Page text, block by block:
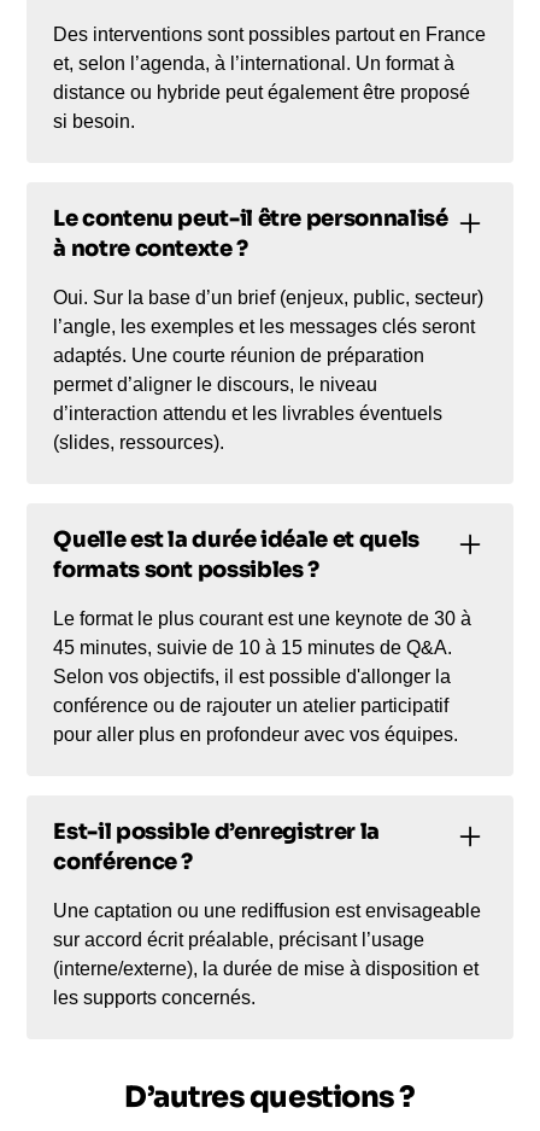
Des interventions sont possibles partout en France
et, selon l’agenda, à l’international. Un format à
distance ou hybride peut également être proposé
si besoin.
Le contenu peut-il être personnalisé
à notre contexte ?
Oui. Sur la base d’un brief (enjeux, public, secteur)
l’angle, les exemples et les messages clés seront
adaptés. Une courte réunion de préparation
permet d’aligner le discours, le niveau
d’interaction attendu et les livrables éventuels
(slides, ressources).
Quelle est la durée idéale et quels
formats sont possibles ?
Le format le plus courant est une keynote de 30 à
45 minutes, suivie de 10 à 15 minutes de Q&A.
Selon vos objectifs, il est possible d'allonger la
conférence ou de rajouter un atelier participatif
pour aller plus en profondeur avec vos équipes.
Est-il possible d’enregistrer la
conférence ?
Une captation ou une rediffusion est envisageable
sur accord écrit préalable, précisant l’usage
(interne/externe), la durée de mise à disposition et
les supports concernés.
D’autres questions ?